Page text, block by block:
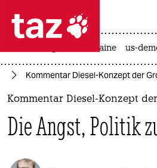
 taz zahl ich
taz zahl ich
politik
öko
krieg in der ukraine us-
Kommentar Diesel-Konzept der
Kommentar Diesel-Konzept
Die Angst, Politik